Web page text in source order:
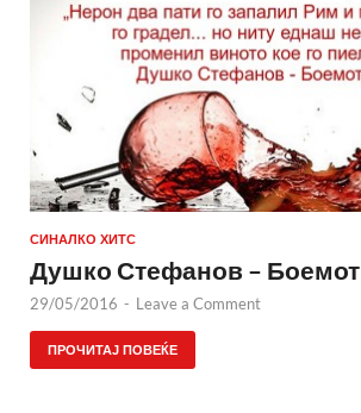
СИНАЛКО ХИТС
Душко Стефанов – Боемот
29/05/2016 - Leave a Comment
ПРОЧИТАЈ ПОВЕЌЕ